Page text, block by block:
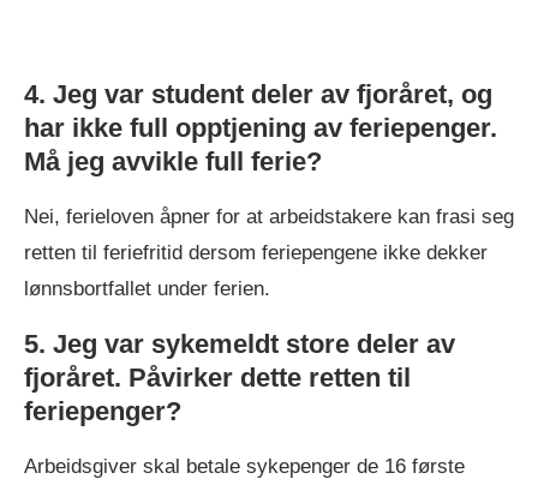
4. Jeg var student deler av fjoråret, og
har ikke full opptjening av feriepenger.
Må jeg avvikle full ferie?
Nei, ferieloven åpner for at arbeidstakere kan frasi seg
retten til feriefritid dersom feriepengene ikke dekker
lønnsbortfallet under ferien.
5. Jeg var sykemeldt store deler av
fjoråret. Påvirker dette retten til
feriepenger?
Arbeidsgiver skal betale sykepenger de 16 første